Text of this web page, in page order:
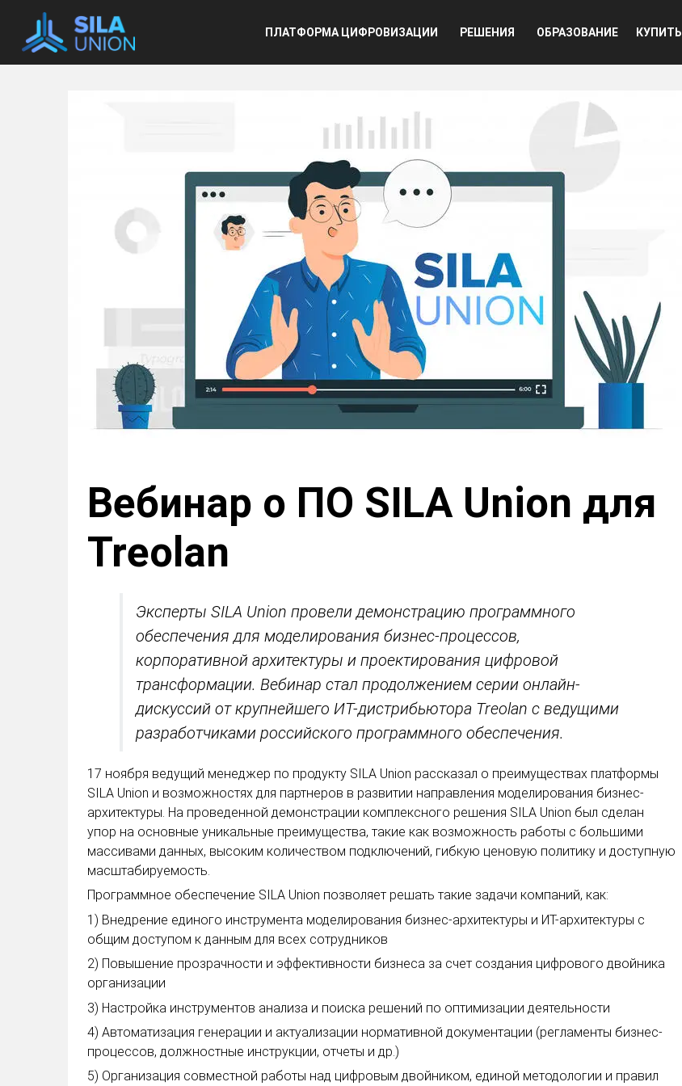
Основная навигация
ПЛАТФОРМА ЦИФРОВИЗАЦИИ РЕШЕНИЯ ОБРАЗОВАНИЕ КУПИТЬ
Вебинар о ПО SILA Union для
Treolan
Эксперты SILA Union провели демонстрацию программного
обеспечения для моделирования бизнес-процессов,
корпоративной архитектуры и проектирования цифровой
трансформации. Вебинар стал продолжением серии онлайн-
дискуссий от крупнейшего ИТ-дистрибьютора Treolan с ведущими
разработчиками российского программного обеспечения.
17 ноября ведущий менеджер по продукту SILA Union рассказал о преимуществах платформы
SILA Union и возможностях для партнеров в развитии направления моделирования бизнес-
архитектуры. На проведенной демонстрации комплексного решения SILA Union был сделан
упор на основные уникальные преимущества, такие как возможность работы с большими
массивами данных, высоким количеством подключений, гибкую ценовую политику и доступную
масштабируемость.
Программное обеспечение SILA Union позволяет решать такие задачи компаний, как:
1) Внедрение единого инструмента моделирования бизнес-архитектуры и ИТ-архитектуры с
общим доступом к данным для всех сотрудников
2) Повышение прозрачности и эффективности бизнеса за счет создания цифрового двойника
организации
3) Настройка инструментов анализа и поиска решений по оптимизации деятельности
4) Автоматизация генерации и актуализации нормативной документации (регламенты бизнес-
процессов, должностные инструкции, отчеты и др.)
5) Организация совместной работы над цифровым двойником, единой методологии и правил